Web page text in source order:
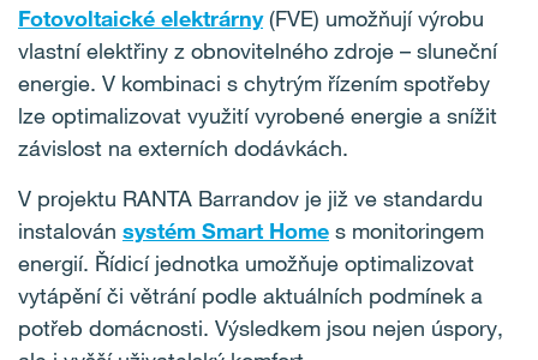
Fotovoltaické elektrárny(FVE) umožňují výrobu
vlastní elektřiny z obnovitelného zdroje – sluneční
energie. V kombinaci s chytrým řízením spotřeby
lze optimalizovat využití vyrobené energie a snížit
závislost na externích dodávkách.
V projektu RANTA Barrandov je již ve standardu
instalován systém Smart Home s monitoringem
energií. Řídicí jednotka umožňuje optimalizovat
vytápění či větrání podle aktuálních podmínek a
potřeb domácnosti. Výsledkem jsou nejen úspory,